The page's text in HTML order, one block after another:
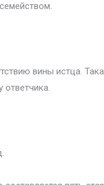
вины истца.
ответчика.